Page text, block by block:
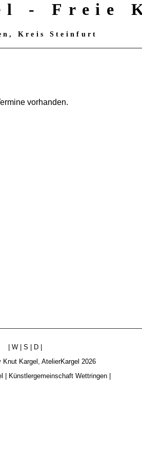
- Freie
Kreis Steinfurt
vorhanden.
W S D
Knut Kargel , AtelierKargel 2026
Künstlergemeinschaft Wettringen|